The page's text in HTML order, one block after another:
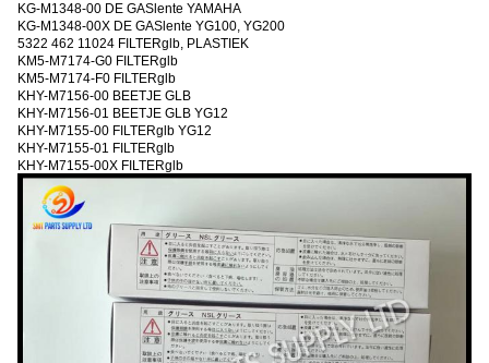
KG-M1348-00 DE GASlente YAMAHA
KG-M1348-00X DE GASlente YG100, YG200
5322 462 11024 FILTERglb, PLASTIEK
KM5-M7174-G0 FILTERglb
KM5-M7174-F0 FILTERglb
KHY-M7156-00 BEETJE GLB
KHY-M7156-01 BEETJE GLB YG12
KHY-M7155-00 FILTERglb YG12
KHY-M7155-01 FILTERglb
KHY-M7155-00X FILTERglb